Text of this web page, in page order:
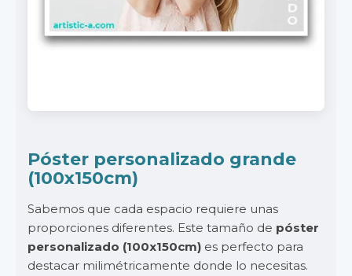
Póster personalizado grande
(100x150cm)
Sabemos que cada espacio requiere unas
proporciones diferentes. Este tamaño de póster
personalizado (100x150cm) es perfecto para
destacar milimétricamente donde lo necesitas.